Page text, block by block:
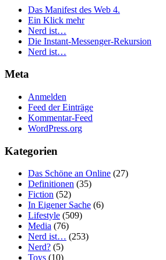
Das Manifest des Web 4.
Ein Klick mehr
Nerd ist…
Die Instant-Messenger-Rekursion
Nerd ist…
Meta
Anmelden
Feed der Einträge
Kommentar-Feed
WordPress.org
Kategorien
Das Schöne an Online (27)
Definitionen (35)
Fiction (52)
In Eigener Sache (6)
Lifestyle (509)
Media (76)
Nerd ist… (253)
Nerd? (5)
Toys (10)